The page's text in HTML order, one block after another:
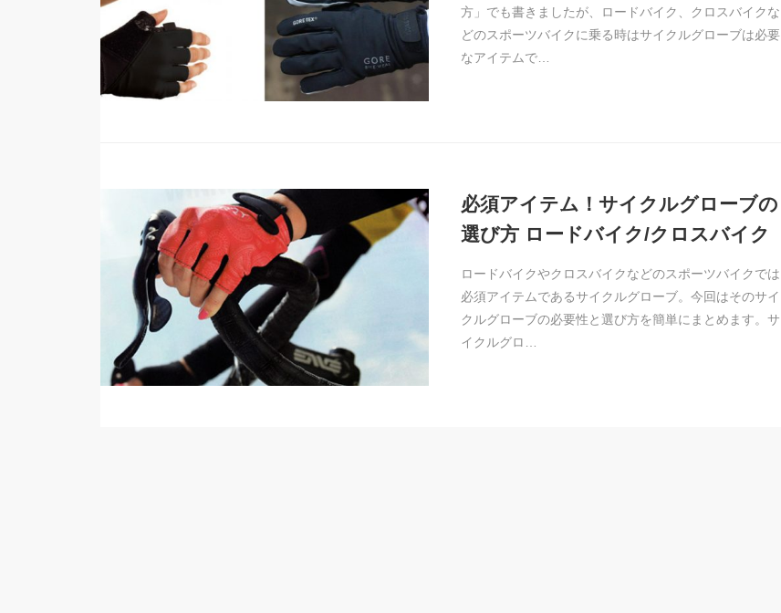
方」でも書きましたが、ロードバイク、クロスバイクな
どのスポーツバイクに乗る時はサイクルグローブは必要
なアイテムで…
必須アイテム！サイクルグローブの
選び方 ロードバイク/クロスバイク
ロードバイクやクロスバイクなどのスポーツバイクでは
必須アイテムであるサイクルグローブ。今回はそのサイ
クルグローブの必要性と選び方を簡単にまとめます。サ
イクルグロ…